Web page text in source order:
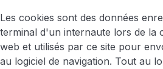
Les cookies sont des données
terminal d'un internaute lors de la
web et utilisés par ce site pour
au logiciel de navigation. Tout au